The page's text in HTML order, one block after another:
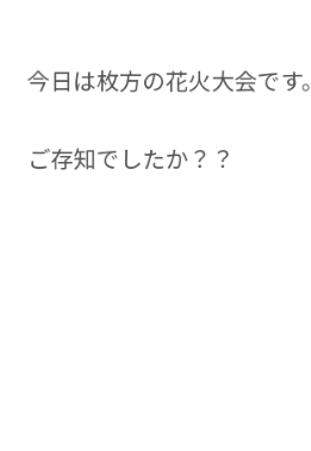
今日は枚方の花火大会です。
ご存知でしたか？？